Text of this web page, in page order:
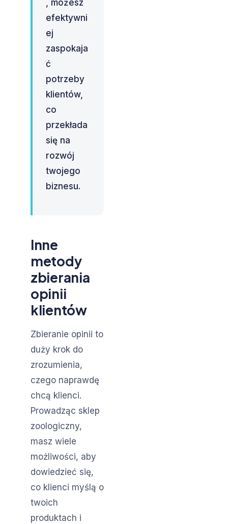
, możesz
efektywni
ej
zaspokaja
ć
potrzeby
klientów,
co
przekłada
się na
rozwój
twojego
biznesu.
Inne
metody
zbierania
opinii
klientów
Zbieranie opinii to
duży krok do
zrozumienia,
czego naprawdę
chcą klienci.
Prowadząc sklep
zoologiczny,
masz wiele
możliwości, aby
dowiedzieć się,
co klienci myślą o
twoich
produktach i